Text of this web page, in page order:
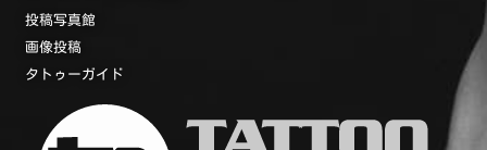
投稿写真館
画像投稿
タトゥーガイド